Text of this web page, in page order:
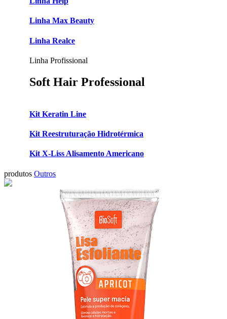
Linha Max Beauty
Linha Realce
Linha Profissional
Soft Hair Professional
Kit Keratin Line
Kit Reestruturação Hidrotérmica
Kit X-Liss Alisamento Americano
produtos Outros